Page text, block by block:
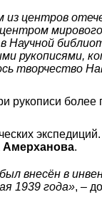
из центров
Научной
рукописями,
творчество
рукописи более
.
внесён в
1939 года», –